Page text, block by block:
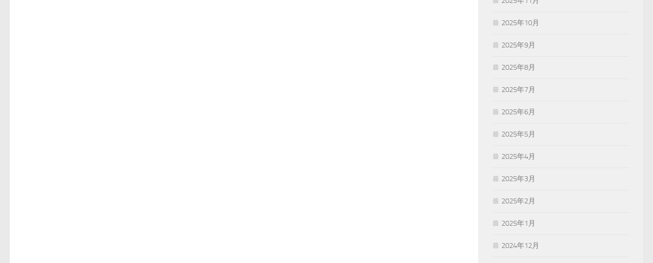
2025年10月
2025年9月
2025年8月
2025年7月
2025年6月
2025年5月
2025年4月
2025年3月
2025年2月
2025年1月
2024年12月